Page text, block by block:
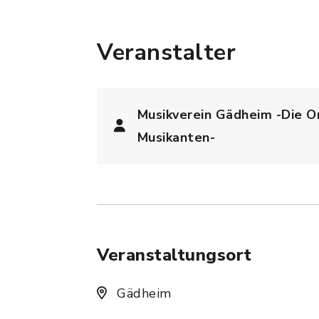
Veranstalter
Musikverein Gädheim -Die
Musikanten-
Veranstaltungsort
Gädheim